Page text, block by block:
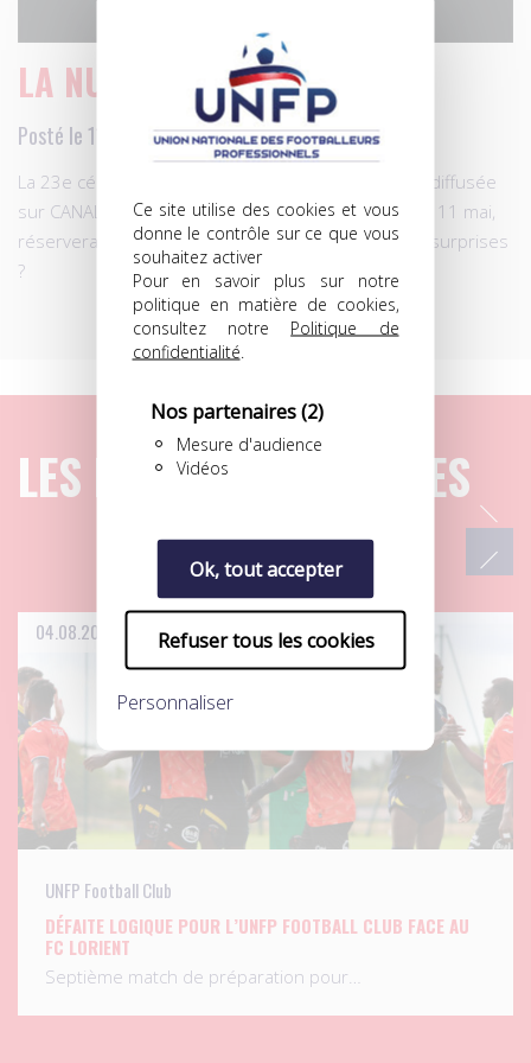
Ce site utilise des cookies et vous
donne le contrôle sur ce que vous
souhaitez activer
Pour en savoir plus sur notre
politique en matière de cookies,
consultez notre Politique de
confidentialité
Nos partenaires(2)
Mesure d'audience
Vidéos
Ok, tout accepter
Refuser tous les cookies
Personnaliser
LA NUIT ÉTOILÉE…
Posté le 11.05.2014 à 10h14
La 23e cérémonie des Trophées UNFP du football, diffusée
sur CANAL+ en direct et en intégralité, ce dimanche 11 mai,
réservera-t-elle, comme chaque année, son lot de surprises
?
LES DERNIERS ARTICLES
04.08.2026
UNFP Football Club
DÉFAITE LOGIQUE POUR L’UNFP FOOTBALL CLUB FACE AU
FC LORIENT
Septième match de préparation pour…